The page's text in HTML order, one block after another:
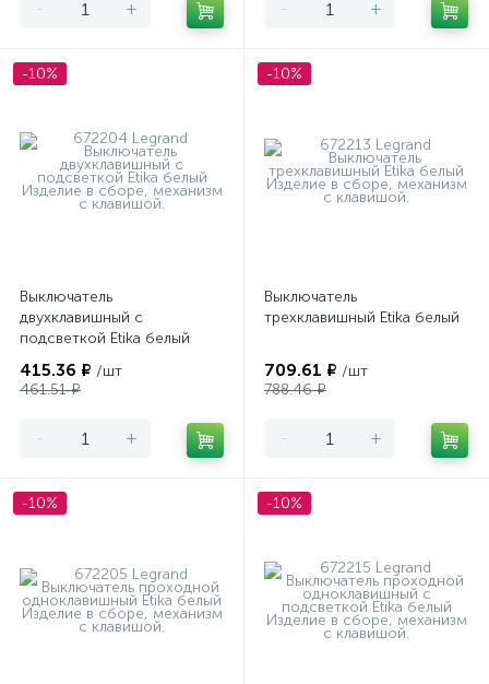
- + - +
-10%
Выключатель
двухклавишный с
подсветкой Etika белый
415.36 ₽ /шт
461.51 ₽
- +
-10%
Выключатель
трехклавишный Etika белый
709.61 ₽ /шт
788.46 ₽
- +
-10% -10%